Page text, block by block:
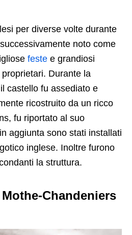
per diverse volte durante
noto come
feste e grandiosi
Durante la
castello fu assediato e
ricostruito da un ricco
fu riportato al suo
aggiunta sono stati installati
inglese. Inoltre furono
la struttura.
Chandeniers